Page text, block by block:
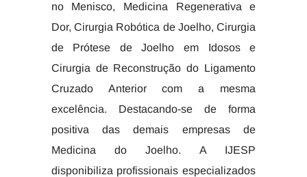
no Menisco, Medicina Regenerativa e
Dor, Cirurgia Robótica de Joelho, Cirurgia
de Prótese de Joelho em Idosos e
Cirurgia de Reconstrução do Ligamento
Cruzado Anterior com a mesma
excelência. Destacando-se de forma
positiva das demais empresas de
Medicina do Joelho. A IJESP
disponibiliza profissionais especializados